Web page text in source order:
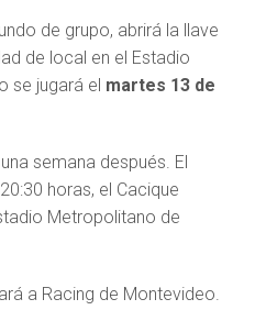
de grupo, abrirá la llave
de local en el Estadio
se jugará el martes 13 de
semana después. El
horas, el Cacique
Metropolitano de
a Racing de Montevideo.